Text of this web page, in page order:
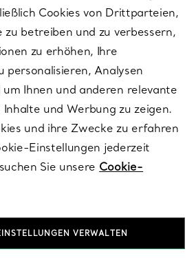
Cookies von Drittparteien,
zu betreiben und zu verbessern,
zu erhöhen, Ihre
personalisieren, Analysen
Ihnen und anderen relevante
und Werbung zu zeigen.
und ihre Zwecke zu erfahren
Einstellungen jederzeit
Sie unsere Cookie-
VERWALTEN